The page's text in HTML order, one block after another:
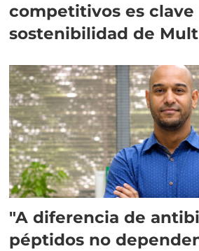
competitivos es clave
sostenibilidad de
"A diferencia de
péptidos no